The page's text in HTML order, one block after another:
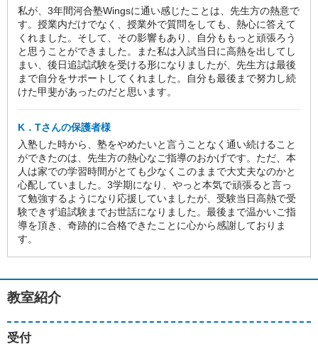
私が、3年間河合塾Wingsに通い感じたことは、先生方の熱意で
す。授業内だけでなく、授業外で質問をしても、熱心に答えて
くれました。そして、その影響もあり、自分ももっと頑張ろう
と思うことができました。また私は入試当日に高熱を出してし
まい、後日追試試験を受ける形になりましたが、先生方は最後
まで自分をサポートしてくれました。自分も最後まで努力し続
けた甲斐があったのだと思います。
K．Tさんの保護者様
入塾した時から、塾をやめたいと言うことなく通い続けること
ができたのは、先生方の熱心なご指導のおかげです。ただ、本
人は家での学習時間がとても少なくこのままで大丈夫なのかと
心配していました。3学期になり、やっと本気で頑張ると言っ
て勉強するようになり応援していましたが、受験当日高熱で受
験できず追試験までお世話になりました。最後まで温かいご指
導を頂き、奇跡的に合格できたことに心から感謝しておりま
す。
教室紹介
受付